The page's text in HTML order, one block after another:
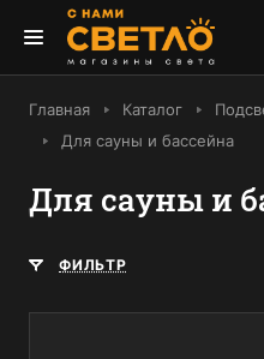
Главная Каталог
Для сауны и бассейна
Для сауны и
ФИЛЬТР